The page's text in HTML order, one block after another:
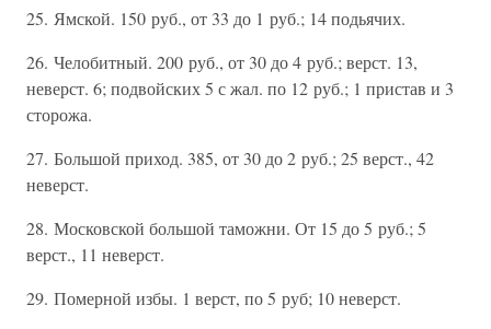
25. Ямской. 150 руб., от 33 до 1 руб.; 14 подьячих.
26. Челобитный. 200 руб., от 30 до 4 руб.; верст. 13,
неверст. 6; подвойских 5 с жал. по 12 руб.; 1 пристав и 3
сторожа.
27. Большой приход. 385, от 30 до 2 руб.; 25 верст., 42
неверст.
28. Московской большой таможни. От 15 до 5 руб.; 5
верст., 11 неверст.
29. Померной избы. 1 верст, по 5 руб; 10 неверст.